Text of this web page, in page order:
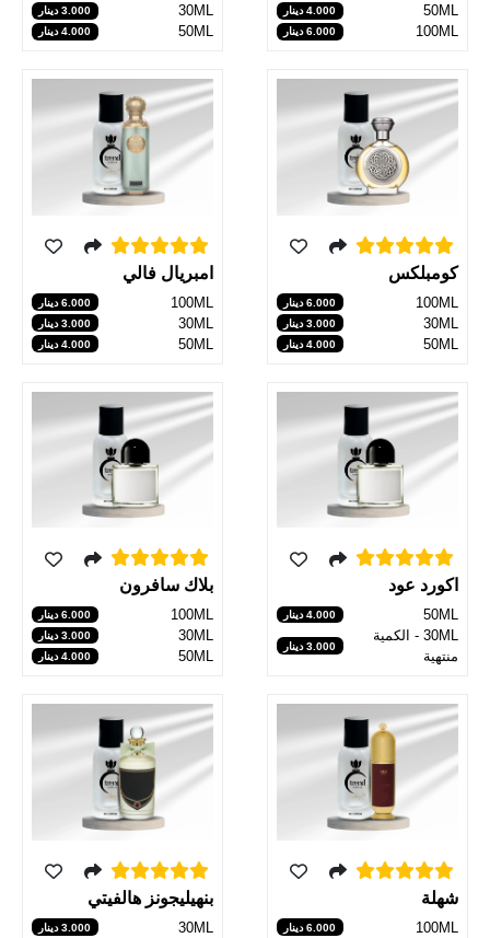
50ML 4.000 دينار
100ML 6.000 دينار
30ML 3.000 دينار
50ML 4.000 دينار
كومبلكس
100ML 6.000 دينار
30ML 3.000 دينار
50ML 4.000 دينار
امبريال فالي
100ML 6.000 دينار
30ML 3.000 دينار
50ML 4.000 دينار
اكورد عود
50ML 4.000 دينار
30ML - الكمية
منتهية
3.000 دينار
بلاك سافرون
100ML 6.000 دينار
30ML 3.000 دينار
50ML 4.000 دينار
شهلة
100ML 6.000 دينار
بنهيليجونز هالفيتي
30ML 3.000 دينار